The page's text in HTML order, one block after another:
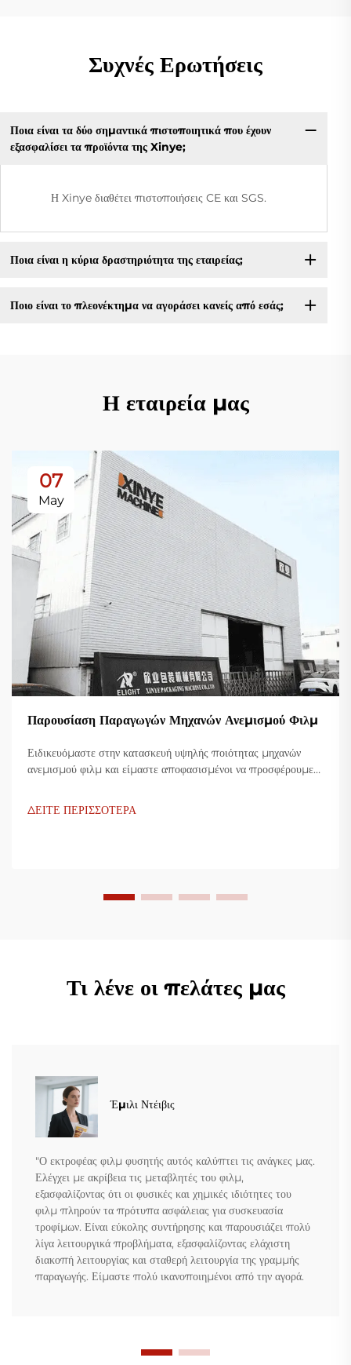
Συχνές Ερωτήσεις
Ποια είναι τα δύο σημαντικά πιστοποιητικά που έχουν
εξασφαλίσει τα προϊόντα της Xinye;
Η Xinye διαθέτει πιστοποιήσεις CE και SGS.
Ποια είναι η κύρια δραστηριότητα της εταιρείας;
Ποιο είναι το πλεονέκτημα να αγοράσει κανείς από εσάς;
Η εταιρεία μας
07
May
Παρουσίαση Παραγωγών Μηχανών Ανεμισμού Φιλμ
Ειδικευόμαστε στην κατασκευή υψηλής ποιότητας μηχανών
ανεμισμού φιλμ και είμαστε αποφασισμένοι να προσφέρουμε
τεχνολογία, είναι υψίστης αποδοτικότητας, οικονομικές και
ΔΕΙΤΕ ΠΕΡΙΣΣΟΤΕΡΑ
Τι λένε οι πελάτες μας
Έμιλι Ντέιβις
"Ο εκτροφέας φιλμ φυσητής αυτός καλύπτει τις ανάγκες μας.
Ελέγχει με ακρίβεια τις μεταβλητές του φιλμ,
εξασφαλίζοντας ότι οι φυσικές και χημικές ιδιότητες του
φιλμ πληρούν τα πρότυπα ασφάλειας για συσκευασία
τροφίμων. Είναι εύκολης συντήρησης και παρουσιάζει πολύ
λίγα λειτουργικά προβλήματα, εξασφαλίζοντας ελάχιστη
διακοπή λειτουργίας και σταθερή λειτουργία της γραμμής
παραγωγής. Είμαστε πολύ ικανοποιημένοι από την αγορά.